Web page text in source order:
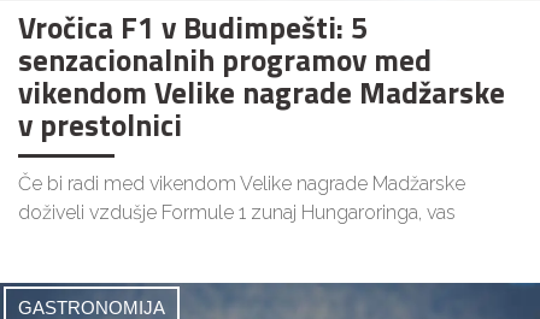
Vročica F1 v Budimpešti: 5
senzacionalnih programov med
vikendom Velike nagrade Madžarske
v prestolnici
Če bi radi med vikendom Velike nagrade Madžarske
doživeli vzdušje Formule 1 zunaj Hungaroringa, vas
GASTRONOMIJA